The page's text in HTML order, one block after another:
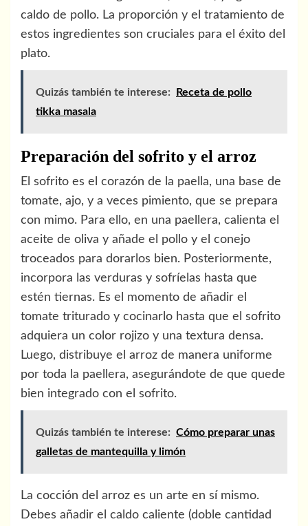
caldo de pollo. La proporción y el tratamiento de
estos ingredientes son cruciales para el éxito del
plato.
Quizás también te interese:
Receta de pollo
tikka masala
Preparación del sofrito y el arroz
El sofrito es el corazón de la paella, una base de
tomate, ajo, y a veces pimiento, que se prepara
con mimo. Para ello, en una paellera, calienta el
aceite de oliva y añade el pollo y el conejo
troceados para dorarlos bien. Posteriormente,
incorpora las verduras y sofríelas hasta que
estén tiernas. Es el momento de añadir el
tomate triturado y cocinarlo hasta que el sofrito
adquiera un color rojizo y una textura densa.
Luego, distribuye el arroz de manera uniforme
por toda la paellera, asegurándote de que quede
bien integrado con el sofrito.
Quizás también te interese: Cómo preparar unas
galletas de mantequilla y limón
La cocción del arroz es un arte en sí mismo.
Debes añadir el caldo caliente (doble cantidad